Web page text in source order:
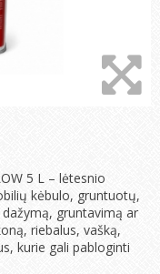
5 L – lėtesnio
kėbulo, gruntuotų,
gruntavimą ar
riebalus, vašką,
kurie gali pabloginti